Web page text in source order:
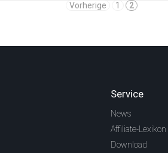
Vorherige 1 2
Service
News
Affiliate-Lexikon
Download